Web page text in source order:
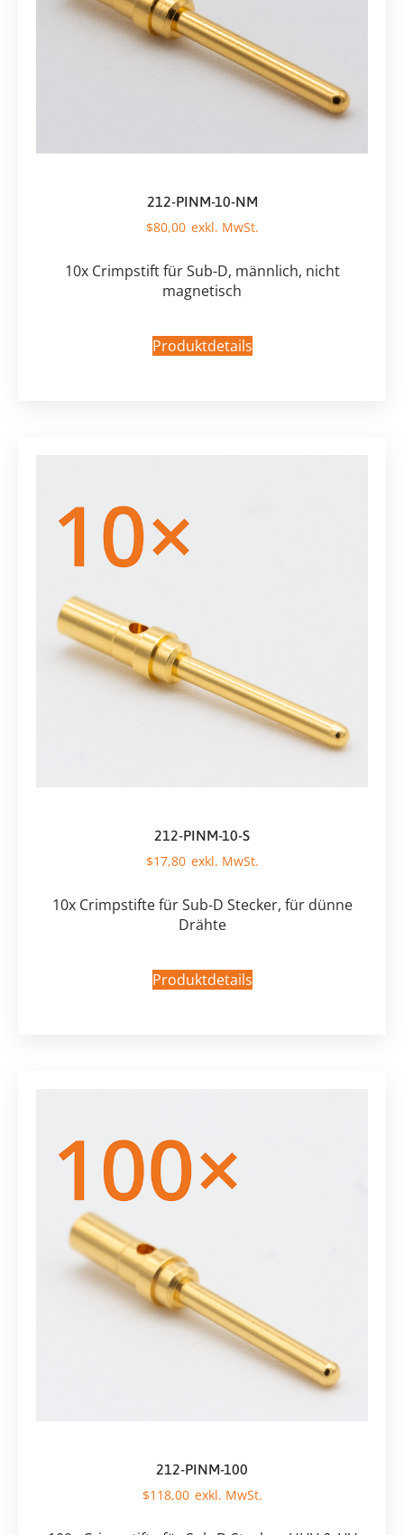
212-PINM-10-NM
$80,00
10x Crimpstift für Sub-D, männlich, nicht
magnetisch
Produktdetails
212-PINM-10-S
$17,80
10x Crimpstifte für Sub-D Stecker, für dünne
Drähte
Produktdetails
212-PINM-100
$118,00